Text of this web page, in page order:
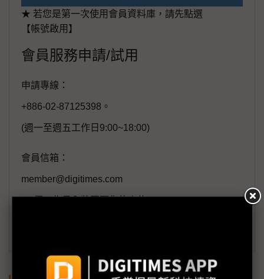
★ 若您是第一次使用會員資料庫，請先點選
【帳號啟用】
會員服務申請/試用
申請專線：
+886-02-87125398。
(週一至週五工作日9:00~18:00)
會員信箱：
member@digitimes.com
(一個工作日內將回覆您的來信)